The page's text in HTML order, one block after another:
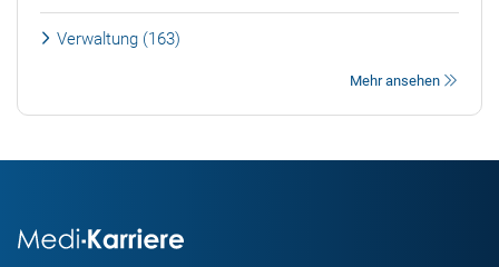
Verwaltung (163)
Mehr ansehen